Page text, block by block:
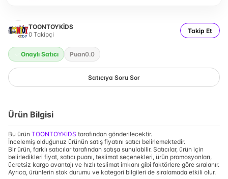
TOONTOYKİDS
0 Takipçi Takip Et
Onaylı Satıcı Puan0.0
Satıcıya Soru Sor
Ürün Bilgisi
Bu ürün TOONTOYKİDS tarafından gönderilecektir.
İncelemiş olduğunuz ürünün satış fiyatını satıcı belirlemektedir.
Bir ürün, farklı satıcılar tarafından satışa sunulabilir. Satıcılar, ürün için
belirledikleri fiyat, satıcı puanı, teslimat seçenekleri, ürün promosyonları,
ücretsiz kargo avantajı ve hızlı teslimat imkanı gibi faktörlere göre sıralanır.
Ayrıca, ürünlerin stok durumu ve kategori bilgileri de sıralamada etkili olur.